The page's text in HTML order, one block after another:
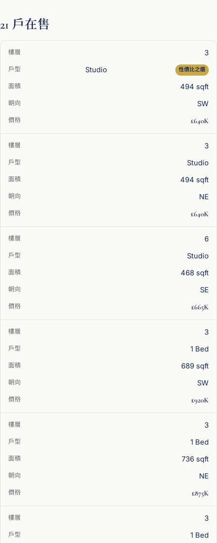
21 戶在售
3
Studio
性價比之選
494 sqft
SW
£640K
3
Studio
494 sqft
NE
£640K
6
Studio
468 sqft
SE
£665K
3
1 Bed
689 sqft
SW
£920K
3
1 Bed
736 sqft
NE
£875K
3
1 Bed